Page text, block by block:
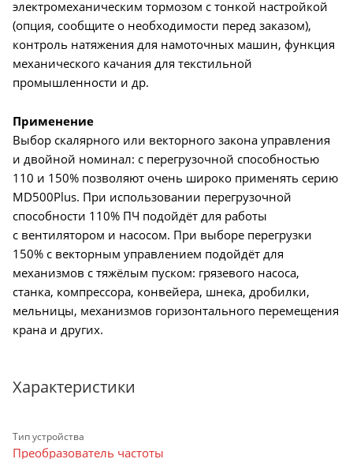
электромеханическим тормозом с тонкой настройкой
(опция, сообщите о необходимости перед заказом),
контроль натяжения для намоточных машин, функция
механического качания для текстильной
промышленности и др.
Применение
Выбор скалярного или векторного закона управления
и двойной номинал: с перегрузочной способностью
110 и 150% позволяют очень широко применять серию
MD500Plus. При использовании перегрузочной
способности 110% ПЧ подойдёт для работы
с вентилятором и насосом. При выборе перегрузки
150% с векторным управлением подойдёт для
механизмов с тяжёлым пуском: грязевого насоса,
станка, компрессора, конвейера, шнека, дробилки,
мельницы, механизмов горизонтального перемещения
крана и других.
Характеристики
Тип устройства
Преобразователь частоты